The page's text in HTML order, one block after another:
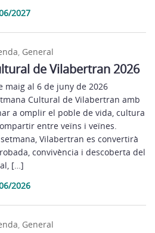
2027
, General
de Vilabertran 2026
maig al 6 de juny de 2026
Cultural de Vilabertran amb
a omplir el poble de vida, cultura
entre veïns i veïnes.
Vilabertran es convertirà
convivència i descoberta del
[…]
2026
, General